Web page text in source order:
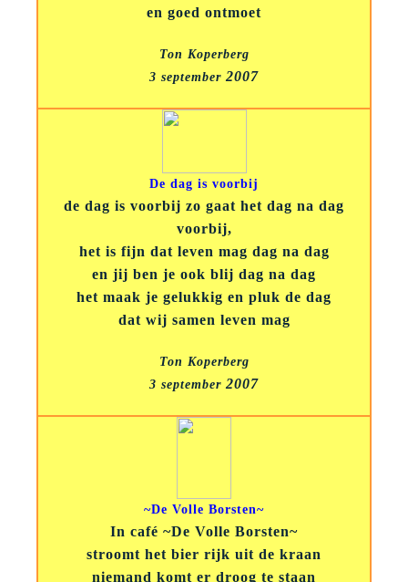
en goed ontmoet
Ton Koperberg
3 september 2007
De dag is voorbij
de dag is voorbij zo gaat het dag na dag
voorbij,
het is fijn dat leven mag dag na dag
en jij ben je ook blij dag na dag
het maak je gelukkig en pluk de dag
dat wij samen leven mag
Ton Koperberg
3 september 2007
~De Volle Borsten~
In café ~De Volle Borsten~
stroomt het bier rijk uit de kraan
niemand komt er droog te staan